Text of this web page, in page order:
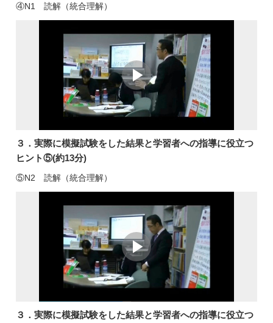
④N1 読解（統合理解）
３．実際に模擬試験をした結果と学習者への指導に役立つ
ヒント⑤(約13分)
⑤N2 読解（統合理解）
３．実際に模擬試験をした結果と学習者への指導に役立つ